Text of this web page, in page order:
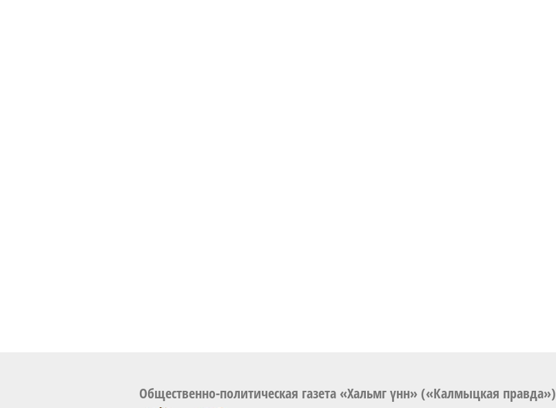
Общественно-политическая газета «Хальмг үнн» («Калмыцкая правда»)